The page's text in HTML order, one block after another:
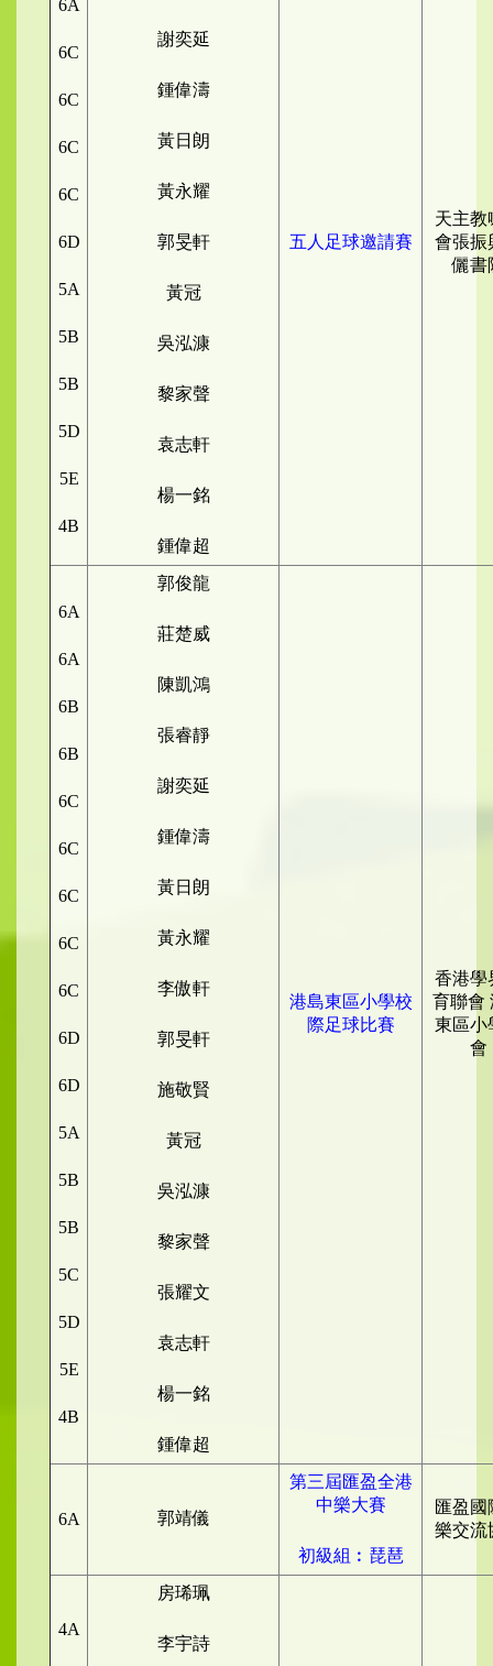
6A
6C
6C
6C
6C
6D
5A
5B
5B
5D
5E
4B
謝奕延
鍾偉濤
黃日朗
黃永耀
郭旻軒
黃冠
吳泓漮
黎家聲
袁志軒
楊一銘
鍾偉超
五人足球邀請賽
天主教
會張振
儷書
6A
6A
6B
6B
6C
6C
6C
6C
6C
6D
6D
5A
5B
5B
5C
5D
5E
4B
郭俊龍
莊楚威
陳凱鴻
張睿靜
謝奕延
鍾偉濤
黃日朗
黃永耀
李傲軒
郭旻軒
施敬賢
黃冠
吳泓漮
黎家聲
張耀文
袁志軒
楊一銘
鍾偉超
港島東區小學校
際足球比賽
香港學
育聯會
東區小
會
6A 郭靖儀
第三屆匯盈全港
中樂大賽
初級組︰琵琶
匯盈國
樂交流
4A
房琋珮
李宇詩